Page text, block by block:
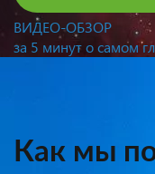
ВИДЕО-ОБЗОР
за 5 минут о самом
Как мы